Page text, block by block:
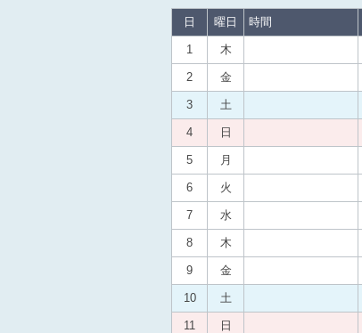
日 曜日 時間
1 木
2 金
3 土
4 日
5 月
6 火
7 水
8 木
9 金
10 土
11 日